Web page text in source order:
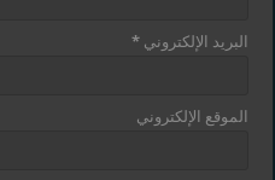
البريد الإلكتروني*
الموقع الإلكتروني